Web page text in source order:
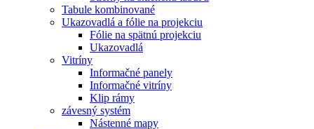
Tabule kombinované
Ukazovadlá a fólie na projekciu
Fólie na spätnú projekciu
Ukazovadlá
Vitríny
Informačné panely
Informačné vitríny
Klip rámy
závesný systém
Nástenné mapy